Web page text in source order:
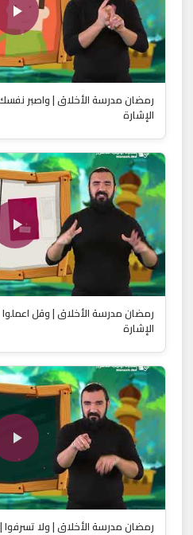
رمضان مدرسة الأخلاق | واصبر
الإشارة
رمضان مدرسة الأخلاق | وقل
الإشارة
رمضان مدرسة الأخلاق | ولا